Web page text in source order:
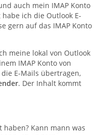
auch mein IMAP Konto
ich die Outlook E-
gern auf das IMAP Konto
meine lokal von Outlook
IMAP Konto von
E-Mails übertragen,
. Der Inhalt kommt
Kann mann was